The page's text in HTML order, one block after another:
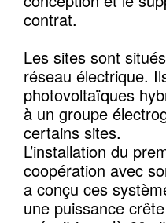
contrat.
Les sites sont
réseau électrique.
photovoltaïques
à un groupe
certains sites.
L’installation du
coopération avec
a conçu ces
une puissance